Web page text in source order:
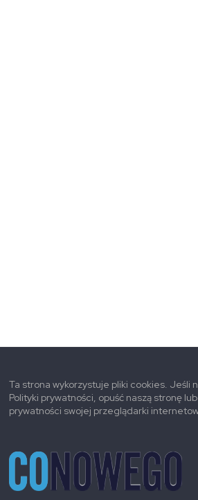
Ta strona wykorzystuje pliki cookies. Jeśli
Polityki prywatności, opuść naszą stronę
prywatności swojej przeglądarki